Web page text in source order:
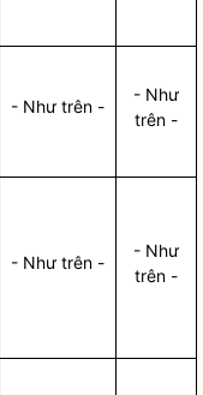
- Như trên -
- Như
trên -
- Như trên -
- Như
trên -